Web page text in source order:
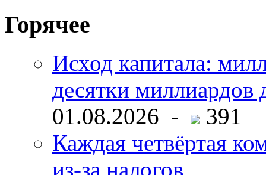
Горячее
Исход капитала:
десятки миллиардов
01.08.2026 -
391
Каждая четвёртая
из-за налогов